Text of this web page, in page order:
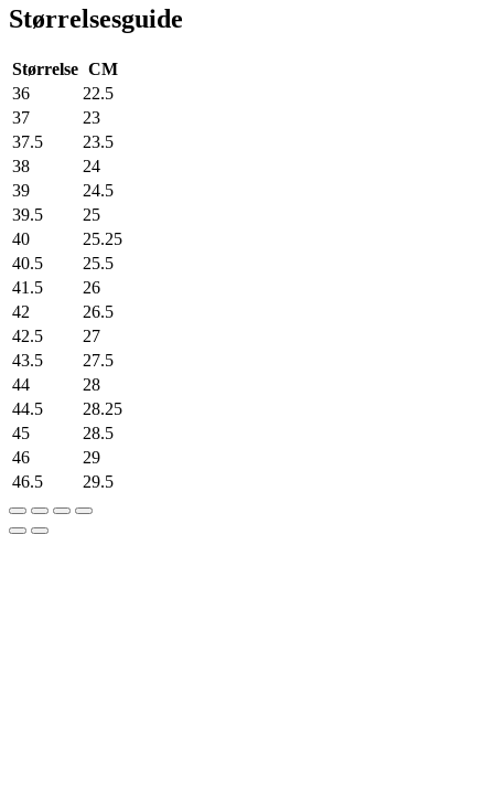
Størrelsesguide
Størrelse CM
36
22.5
37
23
37.5
23.5
38
24
39
24.5
39.5
25
40
25.25
40.5
25.5
41.5
26
42
26.5
42.5
27
43.5
27.5
44
28
44.5
28.25
45
28.5
46
29
46.5
29.5